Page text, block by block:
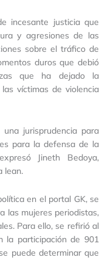
incesante justicia que
y agresiones de las
sobre el tráfico de
duros que debió
que ha dejado la
víctimas de violencia
jurisprudencia para
para la defensa de la
Jineth Bedoya,
lean.
en el portal GK, se
las mujeres periodistas,
Para ello, se refirió al
la participación de 901
puede determinar que